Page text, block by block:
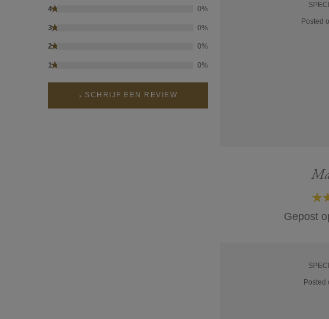
4★ 0%
3★ 0%
2★ 0%
1★ 0%
SCHRIJF EEN REVIEW
Posted
Gepost
Posted